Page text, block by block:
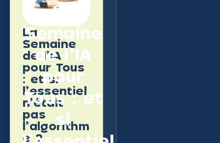
La
Semaine
de l’IA
pour Tous
: et si
l’essentiel
n’était
pas
l’algorithm
e ?
La
Semaine
de l’IA
pour
Tous : et
si